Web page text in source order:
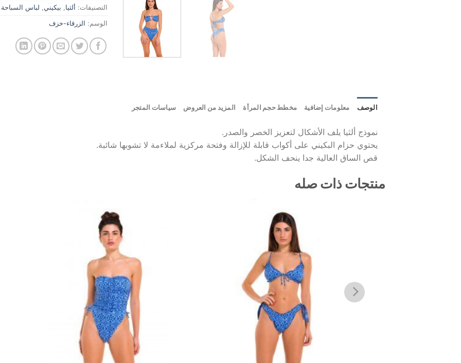
التصنيفات: ألثيا بيكيني لباس السباحة
الوسم: الزرقاء-خزف
الوصف معلومات إضافية مخطط حجم المرأة المزيد من العروض سياسات المتجر
نموذج ألثيا يلف الأشكال لتعزيز الخصر والصدر.
يحتوي حزام البكيني على أكواب قابلة للإزالة وفتحة مركزية لملاءمة لا تشوبها شائبة.
قص الساق العالية جدا ينحف الشكل.
منتجات ذات صله